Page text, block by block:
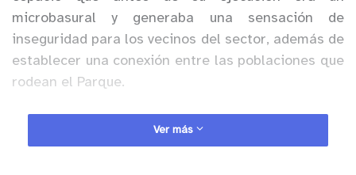
microbasural y generaba una sensación de
inseguridad para los vecinos del sector, además de
establecer una conexión entre las poblaciones que
rodean el Parque.
Anuncio Patrocinado
Con una inversión de $42.915.466 a través del
Ver más